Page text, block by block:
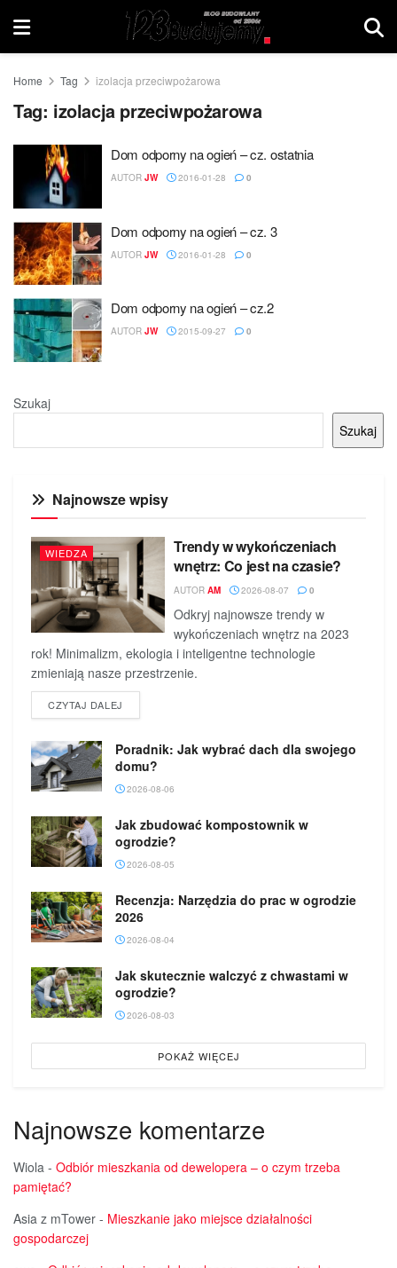
Home Tag izolacja przeciwpożarowa
Tag: izolacja przeciwpożarowa
Dom odporny na ogień – cz. ostatnia
AUTOR JW 2016-01-28 0
Dom odporny na ogień – cz. 3
AUTOR JW 2016-01-28 0
Dom odporny na ogień – cz.2
AUTOR JW 2015-09-27 0
Szukaj
Szukaj
Najnowsze wpisy
WIEDZA
Trendy w wykończeniach
wnętrz: Co jest na czasie?
AUTOR AM 2026-08-07 0
Odkryj najnowsze trendy w
wykończeniach wnętrz na 2023
rok! Minimalizm, ekologia i inteligentne technologie
zmieniają nasze przestrzenie.
CZYTAJ DALEJ
Poradnik: Jak wybrać dach dla swojego
domu?
2026-08-06
Jak zbudować kompostownik w
ogrodzie?
2026-08-05
Recenzja: Narzędzia do prac w ogrodzie
2026
2026-08-04
Jak skutecznie walczyć z chwastami w
ogrodzie?
2026-08-03
POKAŻ WIĘCEJ
Najnowsze komentarze
Wiola - Odbiór mieszkania od dewelopera – o czym trzeba
pamiętać?
Asia z mTower - Mieszkanie jako miejsce działalności
gospodarczej